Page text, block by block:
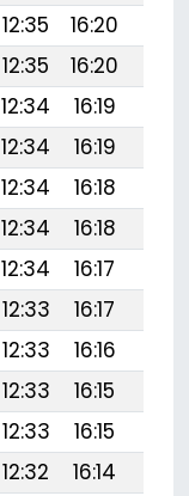
12:35 16:20
12:35 16:20
12:34 16:19
12:34 16:19
12:34 16:18
12:34 16:18
12:34 16:17
12:33 16:17
12:33 16:16
12:33 16:15
12:33 16:15
12:32 16:14